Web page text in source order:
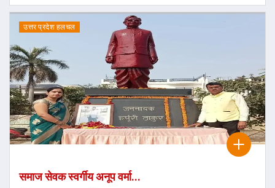
उत्तर प्रदेश हलचल
समाज सेवक स्वर्गीय अनूप वर्मा...